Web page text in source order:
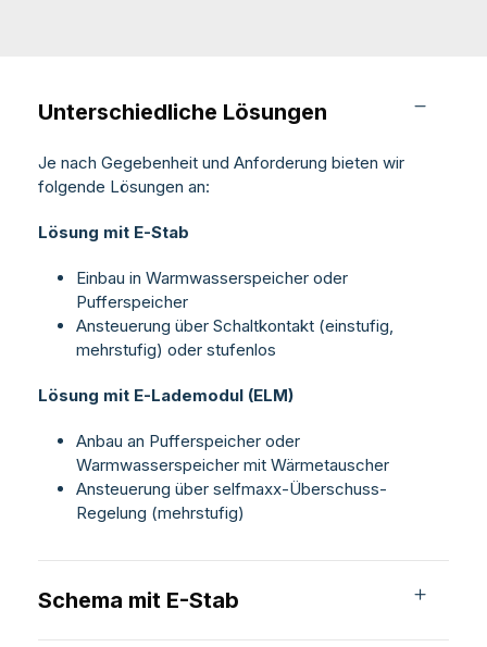
Unterschiedliche Lösungen
Je nach Gegebenheit und Anforderung bieten wir
folgende Lösungen an:
Lösung mit E-Stab
Einbau in Warmwasserspeicher oder
Pufferspeicher
Ansteuerung über Schaltkontakt (einstufig,
mehrstufig) oder stufenlos
Lösung mit E-Lademodul (ELM)
Anbau an Pufferspeicher oder
Warmwasserspeicher mit Wärmetauscher
Ansteuerung über selfmaxx-Überschuss-
Regelung (mehrstufig)
Schema mit E-Stab